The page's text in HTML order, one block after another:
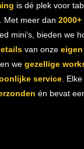
is dé plek voor
Met meer dan
mini’s, bieden we
van onze
we gezellige
service.
én bevat